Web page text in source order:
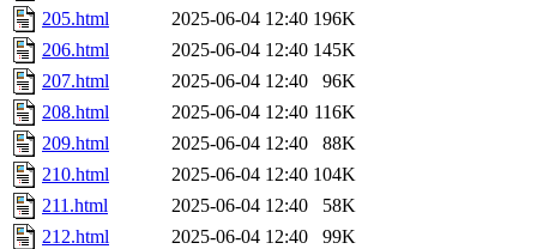
205.html
2025-06-04 12:40 196K
206.html
2025-06-04 12:40 145K
207.html
2025-06-04 12:40
96K
208.html
2025-06-04 12:40 116K
209.html
2025-06-04 12:40
88K
210.html
2025-06-04 12:40 104K
211.html
2025-06-04 12:40
58K
212.html
2025-06-04 12:40
99K